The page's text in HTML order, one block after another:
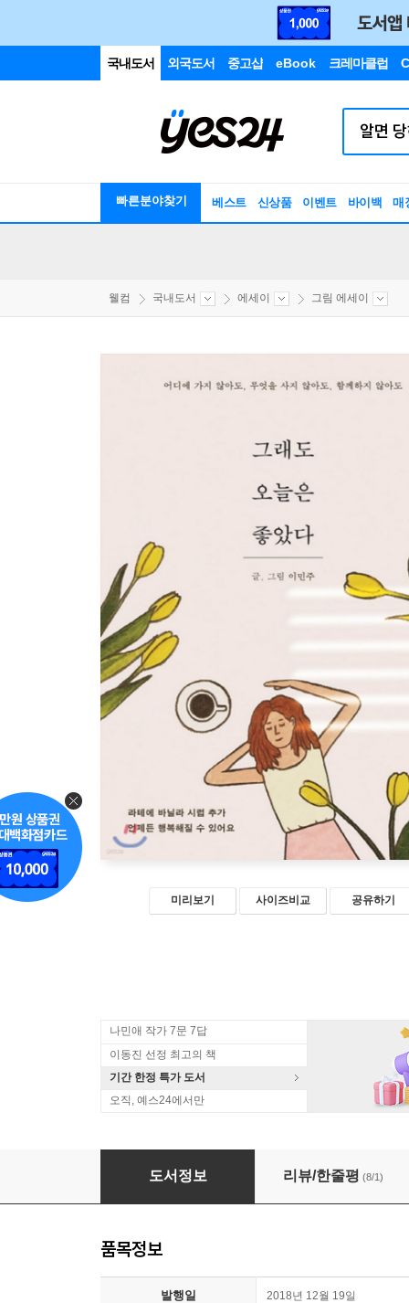
국내도서 외국도서 중고샵 eBook 크레마클럽
빠른분야찾기 베스트 신상품 이벤트 바이백 매
웰컴 국내도서 에세이 그림 에세이
미리보기 사이즈비교 공유하기
나민애 작가 7문 7답
이동진 선정 최고의 책
기간 한정 특가 도서
오직, 예스24에서만
그래도 오늘은 좋았다
도서정보 리뷰/한줄평 (8/1)
품목정보
발행일 2018년 12월 19일